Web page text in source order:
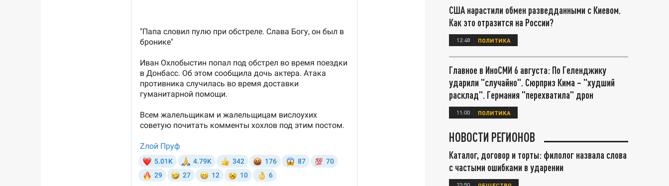
США нарастили обмен разведданными с Киевом.
Как это отразится на России?
12:48 ПОЛИТИКА
Главное в ИноСМИ 6 августа: По Геленджику
ударили "случайно". Сюрприз Кима – "худший
расклад". Германия "перехватила" дрон
11:00 ПОЛИТИКА
НОВОСТИ РЕГИОНОВ
Каталог, договор и торты: филолог назвала слова
с частыми ошибками в ударении